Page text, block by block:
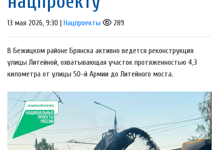
13 мая 2026, 9:30 | Нацпроекты 289
В Бежицком районе Брянска активно ведется реконструкция
улицы Литейной, охватывающая участок протяженностью 4,3
километра от улицы 50-й Армии до Литейного моста.